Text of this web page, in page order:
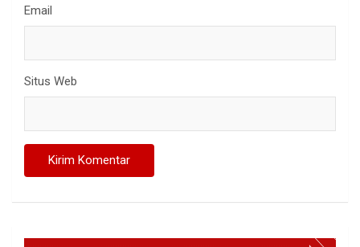
Email
Situs Web